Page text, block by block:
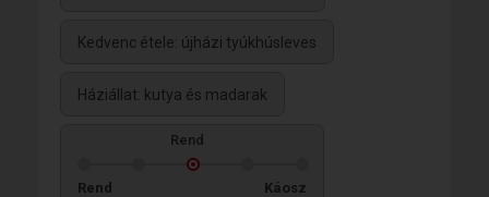
Kedvenc étele: újházi tyúkhúsleves
Háziállat: kutya és madarak
Rend
Rend Káosz